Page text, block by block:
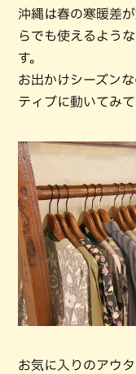
沖縄は春の寒暖差
らでも使えるよう
す。
お出かけシーズン
ティブに動いてみて
お気に入りのアウ